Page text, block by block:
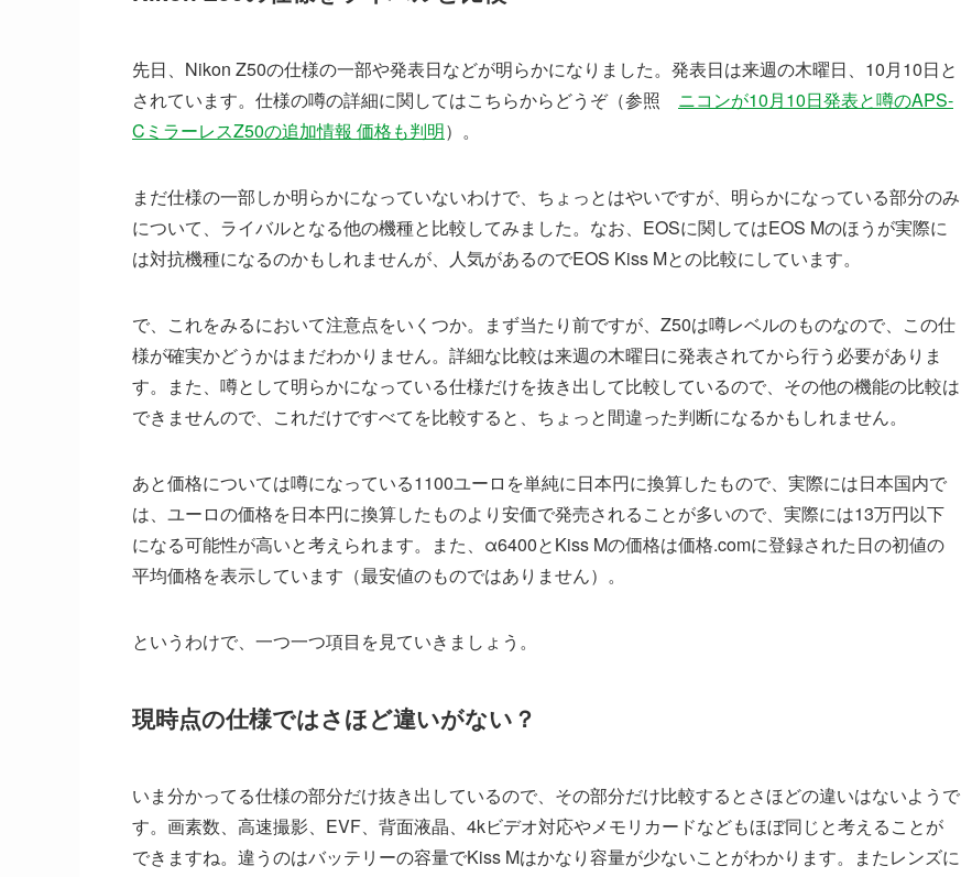
先日、Nikon Z50の仕様の一部や発表日などが明らかになりました。発表日は来週の木曜日、10月10日と
されています。仕様の噂の詳細に関してはこちらからどうぞ（参照 ニコンが10月10日発表と噂のAPS-
CミラーレスZ50の追加情報 価格も判明）。
まだ仕様の一部しか明らかになっていないわけで、ちょっとはやいですが、明らかになっている部分のみ
について、ライバルとなる他の機種と比較してみました。なお、EOSに関してはEOS Mのほうが実際に
は対抗機種になるのかもしれませんが、人気があるのでEOS Kiss Mとの比較にしています。
で、これをみるにおいて注意点をいくつか。まず当たり前ですが、Z50は噂レベルのものなので、この仕
様が確実かどうかはまだわかりません。詳細な比較は来週の木曜日に発表されてから行う必要がありま
す。また、噂として明らかになっている仕様だけを抜き出して比較しているので、その他の機能の比較は
できませんので、これだけですべてを比較すると、ちょっと間違った判断になるかもしれません。
あと価格については噂になっている1100ユーロを単純に日本円に換算したもので、実際には日本国内で
は、ユーロの価格を日本円に換算したものより安価で発売されることが多いので、実際には13万円以下
になる可能性が高いと考えられます。また、α6400とKiss Mの価格は価格.comに登録された日の初値の
平均価格を表示しています（最安値のものではありません）。
というわけで、一つ一つ項目を見ていきましょう。
現時点の仕様ではさほど違いがない？
いま分かってる仕様の部分だけ抜き出しているので、その部分だけ比較するとさほどの違いはないようで
す。画素数、高速撮影、EVF、背面液晶、4kビデオ対応やメモリカードなどもほぼ同じと考えることが
できますね。違うのはバッテリーの容量でKiss Mはかなり容量が少ないことがわかります。またレンズに